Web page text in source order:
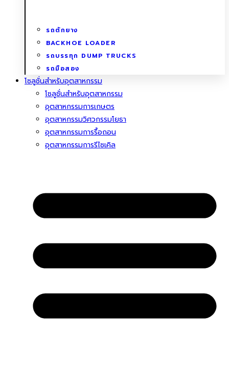
รถตักยาง
BACKHOE LOADER
รถบรรทุก DUMP TRUCKS
รถมือสอง
โซลูชั่นสําหรับอุตสาหกรรม
โซลูชั่นสําหรับอุตสาหกรรม
อุตสาหกรรมการเกษตร
อุตสาหกรรมวิศวกรรมโยธา
อุตสาหกรรมการรื้อถอน
อุตสาหกรรมการรีไซเคิล